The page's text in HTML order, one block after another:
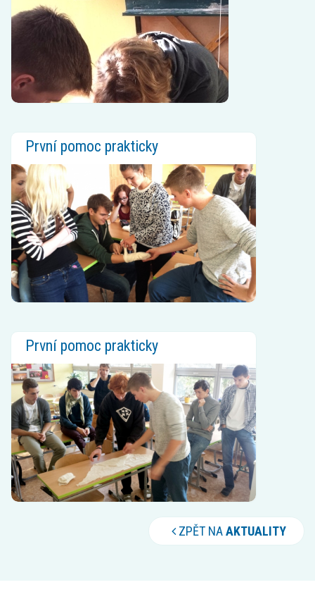
První pomoc prakticky
První pomoc prakticky
ZPĚT NAAKTUALITY